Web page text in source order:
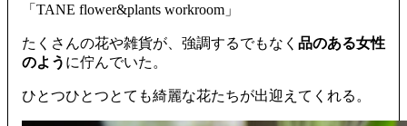
「TANE flower&plants workroom」
たくさんの花や雑貨が、強調するでもなく 品のある女性
のよう に佇んでいた。
ひとつひとつとても綺麗な花たちが出迎えてくれる。